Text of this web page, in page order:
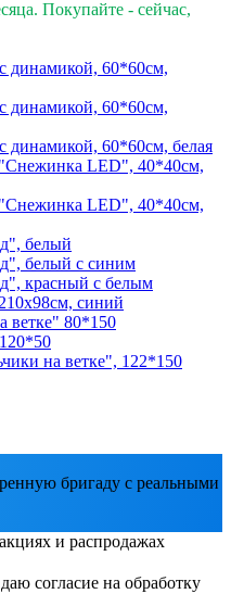
Покупайте - сейчас,
динамикой, 60*60см,
динамикой, 60*60см,
60*60см, белая
"Снежинка LED", 40*40см,
"Снежинка LED", 40*40см,
белый
белый с синим
красный с белым
синий
ветке" 80*150
на ветке", 122*150
бригаду с реальными
и распродажах
согласие на обработку